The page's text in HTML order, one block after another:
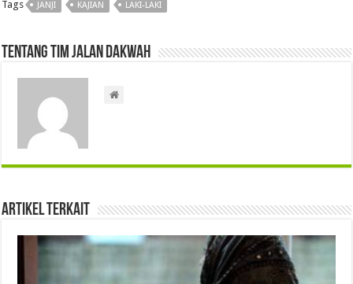
Tags JANJI KAJIAN LAKI-LAKI
Tentang Tim Jalan Dakwah
Artikel Terkait